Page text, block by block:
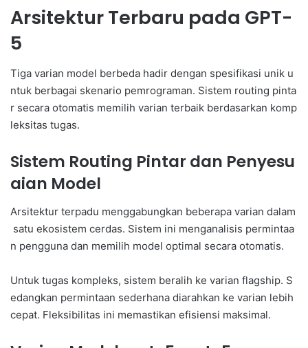
Arsitektur Terbaru pada GPT-
5
Tiga varian model berbeda hadir dengan spesifikasi unik u
ntuk berbagai skenario pemrograman. Sistem routing pinta
r secara otomatis memilih varian terbaik berdasarkan komp
leksitas tugas.
Sistem Routing Pintar dan Penyesu
aian Model
Arsitektur terpadu menggabungkan beberapa varian dalam
satu ekosistem cerdas. Sistem ini menganalisis permintaa
n pengguna dan memilih model optimal secara otomatis.
Untuk tugas kompleks, sistem beralih ke varian flagship. S
edangkan permintaan sederhana diarahkan ke varian lebih
cepat. Fleksibilitas ini memastikan efisiensi maksimal.